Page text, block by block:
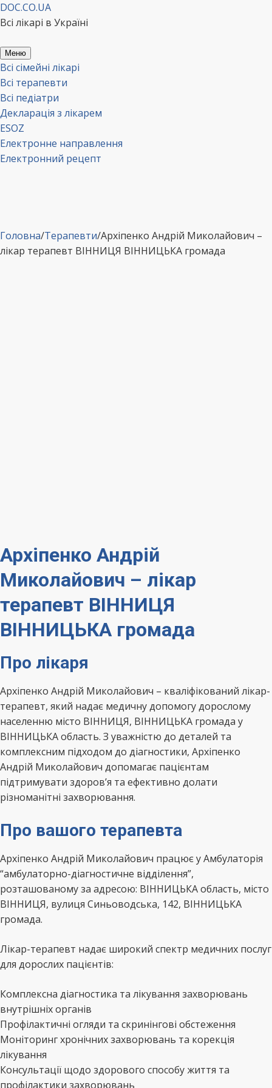
Перейти
до
DOC.CO.UA
Всі лікарі в Україні
Меню
Всі сімейні лікарі
Всі терапевти
Всі педіатри
Декларація з лікарем
ESOZ
Електронне направлення
Електронний рецепт
Головна/Терапевти/Архіпенко Андрій Миколайович –
лікар терапевт ВІННИЦЯ ВІННИЦЬКА громада
Архіпенко Андрій
Миколайович – лікар
терапевт ВІННИЦЯ
ВІННИЦЬКА громада
Про лікаря
Архіпенко Андрій Миколайович – кваліфікований лікар-
терапевт, який надає медичну допомогу дорослому
населенню місто ВІННИЦЯ, ВІННИЦЬКА громада у
ВІННИЦЬКА область. З уважністю до деталей та
комплексним підходом до діагностики, Архіпенко
Андрій Миколайович допомагає пацієнтам
підтримувати здоров’я та ефективно долати
різноманітні захворювання.
Про вашого терапевта
Архіпенко Андрій Миколайович працює у Амбулаторія
“амбулаторно-діагностичне відділення”,
розташованому за адресою: ВІННИЦЬКА область, місто
ВІННИЦЯ, вулиця Синьоводська, 142, ВІННИЦЬКА
громада.
Лікар-терапевт надає широкий спектр медичних послуг
для дорослих пацієнтів:
Комплексна діагностика та лікування захворювань
внутрішніх органів
Профілактичні огляди та скринінгові обстеження
Моніторинг хронічних захворювань та корекція
лікування
Консультації щодо здорового способу життя та
профілактики захворювань